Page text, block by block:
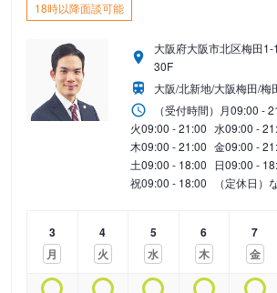
18時以降面談可能
大阪府大阪市北区梅田
30F
大阪/北新地/大阪梅田/梅
（受付時間） 月09:00 -
火09:00 - 21:00 水09:00 -
木09:00 - 21:00 金09:00 -
土09:00 - 18:00 日09:00 -
祝09:00 - 18:00 （定休日）
3
月
4
火
5
水
6
木
7
金